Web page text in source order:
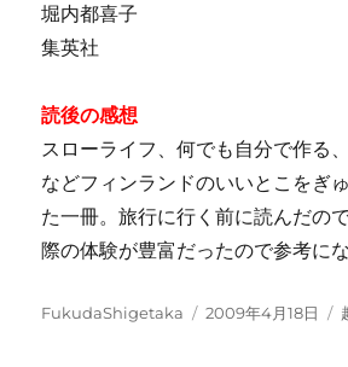
堀内都喜子
集英社
読後の感想
スローライフ、何でも自分で作る
などフィンランドのいいとこをぎ
た一冊。旅行に行く前に読んだの
際の体験が豊富だったので参考にな
投
FukudaShigetaka
投
2009年4月18日